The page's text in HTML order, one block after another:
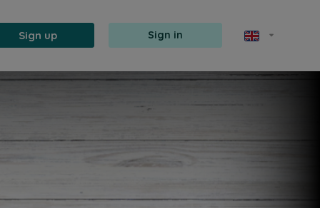
Sign up Sign in